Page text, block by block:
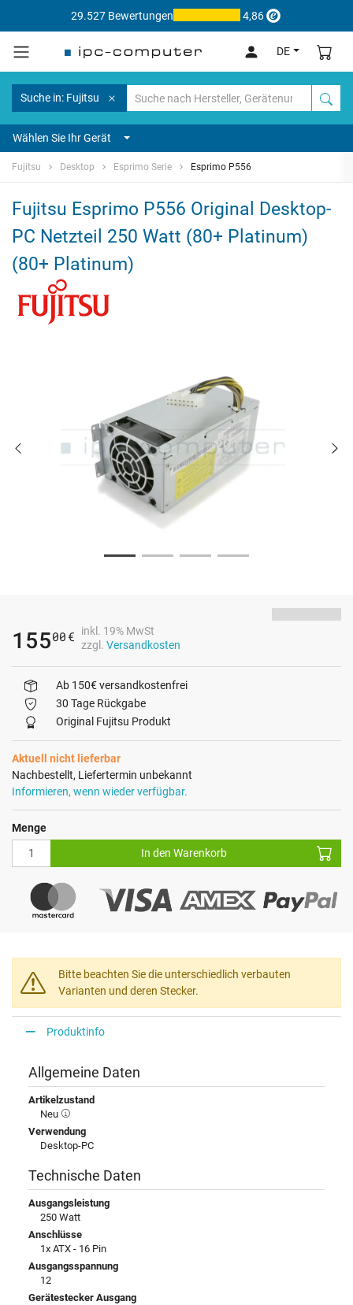
29.527 Bewertungen 4,86
DE
Suche in: Fujitsu
Wählen Sie Ihr Gerät
Fujitsu Desktop Esprimo Serie Esprimo P556
Fujitsu Esprimo P556 Original Desktop-
PC Netzteil 250 Watt (80+ Platinum)
(80+ Platinum)
15500 €
inkl. 19% MwSt
zzgl. Versandkosten
Ab 150€ versandkostenfrei
30 Tage Rückgabe
Original Fujitsu Produkt
Aktuell nicht lieferbar
Nachbestellt, Liefertermin unbekannt
Informieren, wenn wieder verfügbar.
Menge
In den Warenkorb
Bitte beachten Sie die unterschiedlich verbauten
Varianten und deren Stecker.
Produktinfo
Allgemeine Daten
Artikelzustand
Neu
Verwendung
Desktop-PC
Technische Daten
Ausgangsleistung
250 Watt
Anschlüsse
1x ATX - 16 Pin
Ausgangsspannung
12
Gerätestecker Ausgang